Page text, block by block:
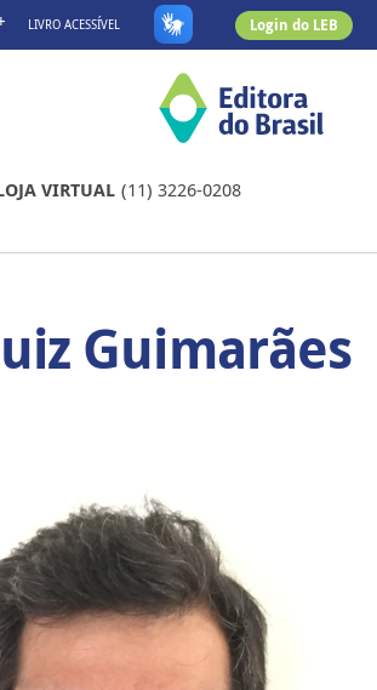
LIVRO ACESSÍVEL Login do LEB
VIRTUAL (11) 3226-0208
Guimarães